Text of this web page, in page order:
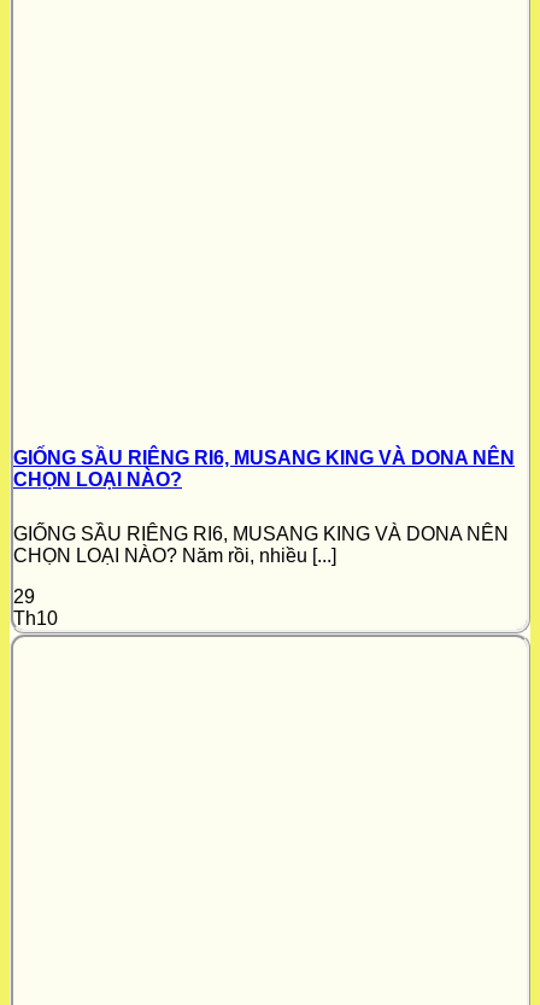
GIỐNG SẦU RIÊNG RI6, MUSANG KING VÀ DONA NÊN
CHỌN LOẠI NÀO?
GIỐNG SẦU RIÊNG RI6, MUSANG KING VÀ DONA NÊN
CHỌN LOẠI NÀO? Năm rồi, nhiều [...]
29
Th10